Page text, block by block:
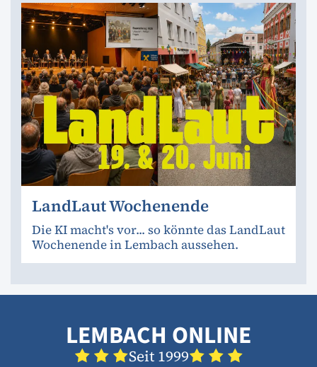
LandLaut Wochenende
Die KI macht's vor... so könnte das LandLaut
Wochenende in Lembach aussehen.
LEMBACH ONLINE
Seit 1999